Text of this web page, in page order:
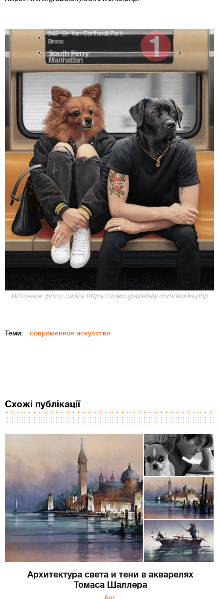
Источник фото: сайте https://www.grabelsky.com/works.php
Теми: современное искусство
Схожі публікації
Архитектура света и тени в акварелях
Томаса Шаллера